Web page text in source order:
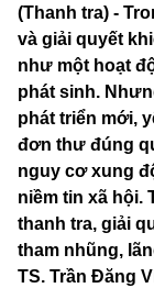
(Thanh tra) -
và giải quyết
như một hoạt
phát sinh.
phát triển mới,
đơn thư đúng
nguy cơ xung
niềm tin xã hội.
thanh tra, giải
tham nhũng,
TS. Trần Đăng